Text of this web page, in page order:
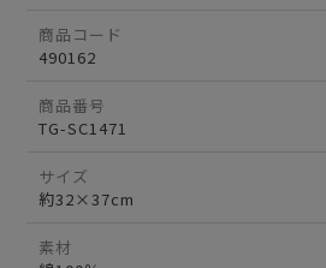
商品コード
490162
商品番号
TG-SC1471
サイズ
約32×37cm
素材